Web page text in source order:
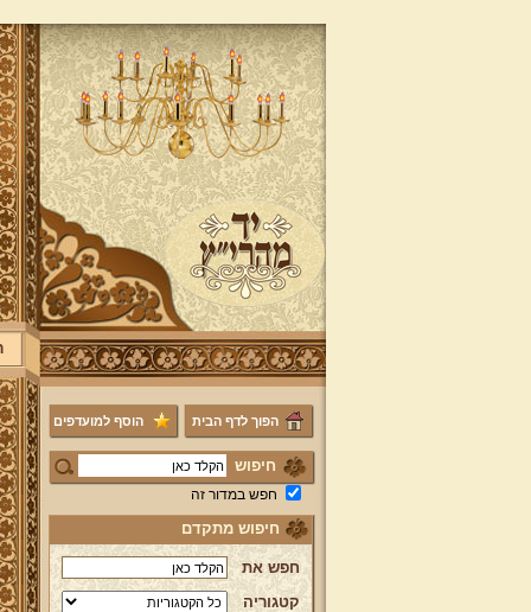
הפוך לדף הבית הוסף למועדפים
חיפוש
חפש במדור זה
חיפוש מתקדם
חפש את
קטגוריה